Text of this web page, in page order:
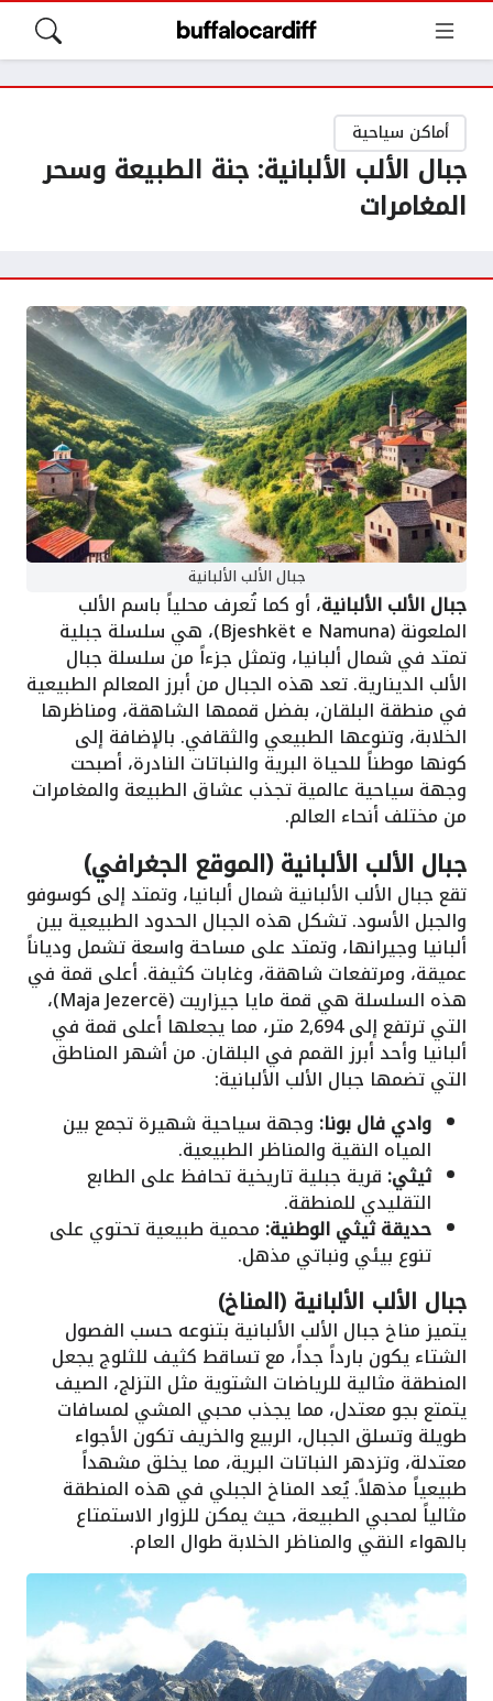
أماكن سياحية
جبال الألب الألبانية: جنة الطبيعة وسحر
المغامرات
جبال الألب الألبانية
جبال الألب الألبانية، أو كما تُعرف محلياً باسم الألب
الملعونة (Bjeshkët e Namuna)، هي سلسلة جبلية
تمتد في شمال ألبانيا، وتمثل جزءاً من سلسلة جبال
الألب الدينارية. تعد هذه الجبال من أبرز المعالم الطبيعية
في منطقة البلقان، بفضل قممها الشاهقة، ومناظرها
الخلابة، وتنوعها الطبيعي والثقافي. بالإضافة إلى
كونها موطناً للحياة البرية والنباتات النادرة، أصبحت
وجهة سياحية عالمية تجذب عشاق الطبيعة والمغامرات
من مختلف أنحاء العالم.
جبال الألب الألبانية (الموقع الجغرافي)
تقع جبال الألب الألبانية شمال ألبانيا، وتمتد إلى كوسوفو
والجبل الأسود. تشكل هذه الجبال الحدود الطبيعية بين
ألبانيا وجيرانها، وتمتد على مساحة واسعة تشمل ودياناً
عميقة، ومرتفعات شاهقة، وغابات كثيفة. أعلى قمة في
هذه السلسلة هي قمة مايا جيزاريت (Maja Jezercë)،
التي ترتفع إلى 2,694 متر، مما يجعلها أعلى قمة في
ألبانيا وأحد أبرز القمم في البلقان. من أشهر المناطق
التي تضمها جبال الألب الألبانية:
وادي فال بونا: وجهة سياحية شهيرة تجمع بين
المياه النقية والمناظر الطبيعية.
ثيثي: قرية جبلية تاريخية تحافظ على الطابع
التقليدي للمنطقة.
حديقة ثيثي الوطنية: محمية طبيعية تحتوي على
تنوع بيئي ونباتي مذهل.
جبال الألب الألبانية (المناخ)
يتميز مناخ جبال الألب الألبانية بتنوعه حسب الفصول
الشتاء يكون بارداً جداً، مع تساقط كثيف للثلوج يجعل
المنطقة مثالية للرياضات الشتوية مثل التزلج، الصيف
يتمتع بجو معتدل، مما يجذب محبي المشي لمسافات
طويلة وتسلق الجبال، الربيع والخريف تكون الأجواء
معتدلة، وتزدهر النباتات البرية، مما يخلق مشهداً
طبيعياً مذهلاً. يُعد المناخ الجبلي في هذه المنطقة
مثالياً لمحبي الطبيعة، حيث يمكن للزوار الاستمتاع
بالهواء النقي والمناظر الخلابة طوال العام.